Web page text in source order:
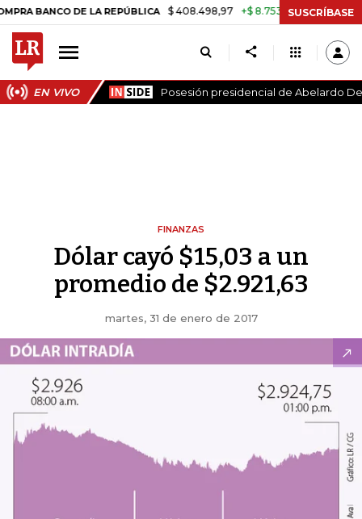
DE LA REPÚBLICA $ 408.498,97 +$ 8.753,81 +2,19% TASA
SUSCRÍBASE
EN VIVO Posesión presidencial de Abelardo
FINANZAS
Dólar cayó $15,03 a un
promedio de $2.921,63
martes, 31 de enero de 2017